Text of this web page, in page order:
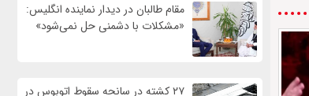
مقام طالبان در دیدار نماینده انگلیس:
«مشکلات با دشمنی حل نمی‌شود»
۲۷ کشته در سانحه سقوط اتوبوس در